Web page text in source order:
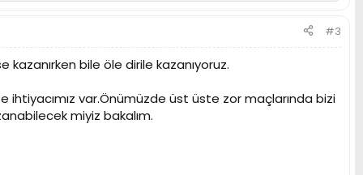
#3
bile öle dirile kazanıyoruz.
var.Önümüzde üst üste zor maçlarında bizi
miyiz bakalım.